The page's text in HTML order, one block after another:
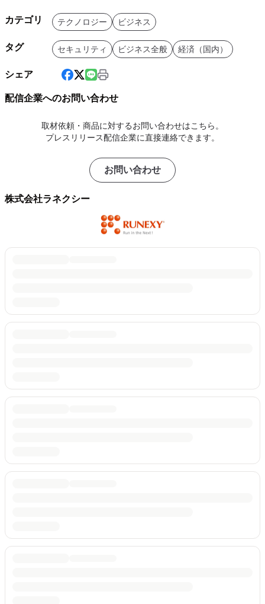
カテゴリ テクノロジー ビジネス
タグ セキュリティ ビジネス全般 経済（国内）
シェア
配信企業へのお問い合わせ
取材依頼・商品に対するお問い合わせはこちら。
プレスリリース配信企業に直接連絡できます。
お問い合わせ
株式会社ラネクシー